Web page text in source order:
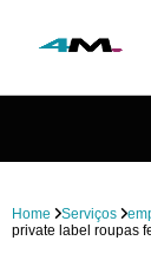
Home Serviços
private label roupas